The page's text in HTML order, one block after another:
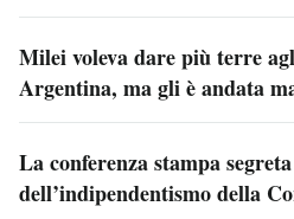
Milei voleva dare più terre
Argentina, ma gli è andata
La conferenza stampa
dell’indipendentismo della